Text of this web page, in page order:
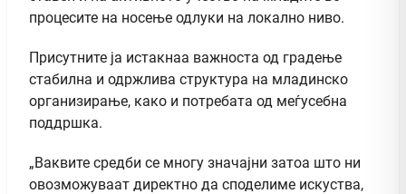
процесите на носење одлуки на локално ниво.
Присутните ја истакнаа важноста од градење
стабилна и одржлива структура на младинско
организирање, како и потребата од меѓусебна
поддршка.
„Ваквите средби се многу значајни затоа што ни
овозможуваат директно да споделиме искуства,